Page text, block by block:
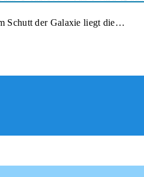
Schutt der Galaxie liegt die…